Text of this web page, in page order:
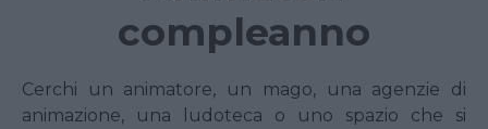
compleanno
Cerchi un animatore, un mago, una agenzie di
animazione, una ludoteca o uno spazio che si